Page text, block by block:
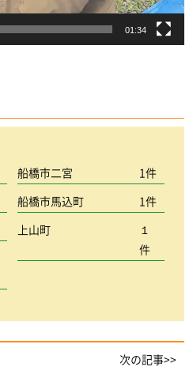
01:34
船橋市二宮 1件
船橋市馬込町 1件
上山町
１
件
次の記事>>